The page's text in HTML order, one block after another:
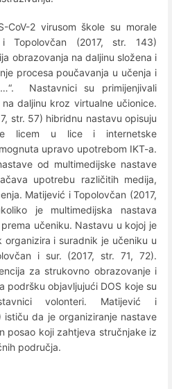
CoV-2 virusom škole su morale
Topolovčan (2017, str. 143)
obrazovanja na daljinu složena i
procesa poučavanja u učenja i
Nastavnici su primijenjivali
daljinu kroz virtualne učionice.
str. 57) hibridnu nastavu opisuju
licem u lice i internetske
upravo upotrebom IKT-a.
od multimedijske nastave
upotrebu različitih medija,
Matijević i Topolovčan (2017,
je multimedijska nastava
učeniku. Nastavu u kojoj je
i suradnik je učeniku u
i sur. (2017, str. 71, 72).
za strukovno obrazovanje i
podršku objavljujući DOS koje su
volonteri. Matijević i
ističu da je organiziranje nastave
posao koji zahtjeva stručnjake iz
područja.